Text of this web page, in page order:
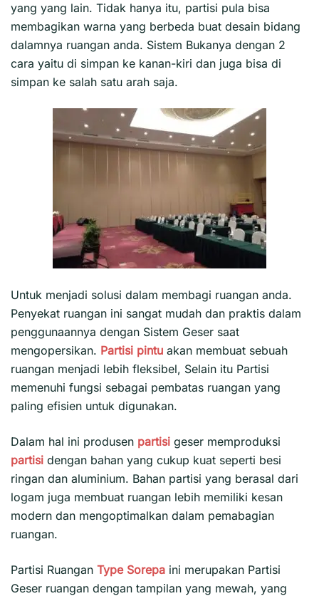
yang yang lain. Tidak hanya itu, partisi pula bisa
membagikan warna yang berbeda buat desain bidang
dalamnya ruangan anda. Sistem Bukanya dengan 2
cara yaitu di simpan ke kanan-kiri dan juga bisa di
simpan ke salah satu arah saja.
Untuk menjadi solusi dalam membagi ruangan anda.
Penyekat ruangan ini sangat mudah dan praktis dalam
penggunaannya dengan Sistem Geser saat
mengopersikan. Partisi pintu akan membuat sebuah
ruangan menjadi lebih fleksibel, Selain itu Partisi
memenuhi fungsi sebagai pembatas ruangan yang
paling efisien untuk digunakan.
Dalam hal ini produsen partisi geser memproduksi
partisi dengan bahan yang cukup kuat seperti besi
ringan dan aluminium. Bahan partisi yang berasal dari
logam juga membuat ruangan lebih memiliki kesan
modern dan mengoptimalkan dalam pemabagian
ruangan.
Partisi Ruangan Type Sorepa ini merupakan Partisi
Geser ruangan dengan tampilan yang mewah, yang